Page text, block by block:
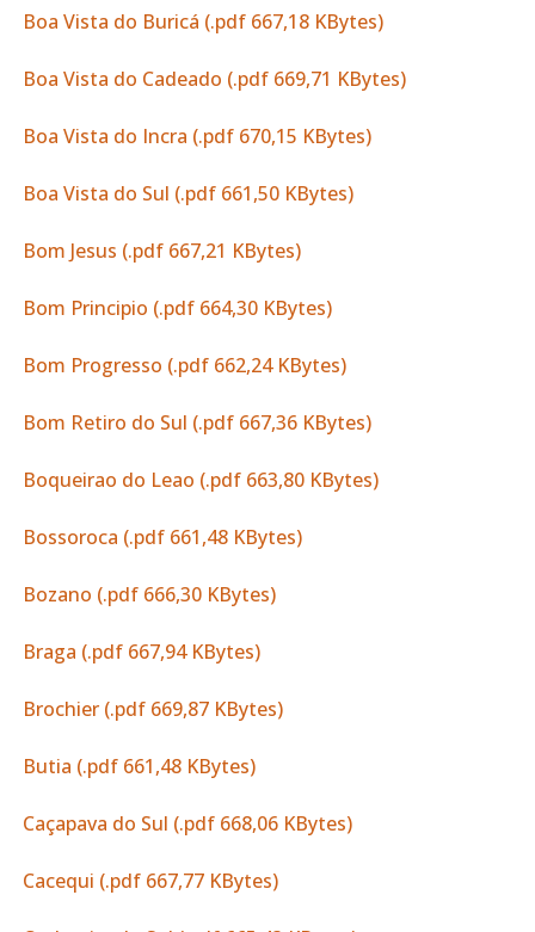
Boa Vista do Buricá (.pdf 667,18 KBytes)
Boa Vista do Cadeado (.pdf 669,71 KBytes)
Boa Vista do Incra (.pdf 670,15 KBytes)
Boa Vista do Sul (.pdf 661,50 KBytes)
Bom Jesus (.pdf 667,21 KBytes)
Bom Principio (.pdf 664,30 KBytes)
Bom Progresso (.pdf 662,24 KBytes)
Bom Retiro do Sul (.pdf 667,36 KBytes)
Boqueirao do Leao (.pdf 663,80 KBytes)
Bossoroca (.pdf 661,48 KBytes)
Bozano (.pdf 666,30 KBytes)
Braga (.pdf 667,94 KBytes)
Brochier (.pdf 669,87 KBytes)
Butia (.pdf 661,48 KBytes)
Caçapava do Sul (.pdf 668,06 KBytes)
Cacequi (.pdf 667,77 KBytes)